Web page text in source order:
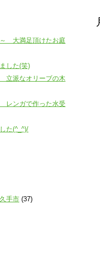
大満足頂けたお庭
した(笑)
派なオリーブの木
ンガで作った水受
た(^_^)/
手市 (37)